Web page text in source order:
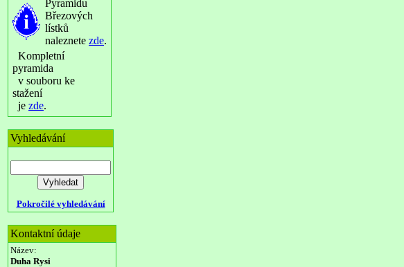
Pyramidu
Březových
lístků
naleznete zde.
Kompletní
pyramida
v souboru ke
stažení
je zde.
Vyhledávání
Pokročilé vyhledávání
Kontaktní údaje
Název:
Duha Rysi